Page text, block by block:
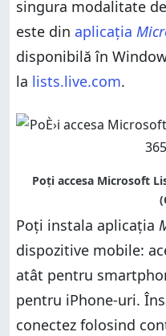
singura modalitate
este din aplicația
disponibilă în
la lists.live.com.
Poți instala aplicația
dispozitive mobile:
atât pentru
pentru iPhone-uri.
conectez folosind